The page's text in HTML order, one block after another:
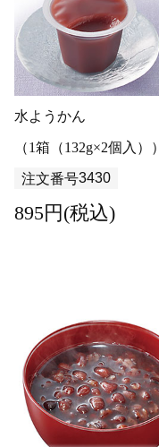
水ようかん
（1箱（132g×2個入））
注文番号3430
895円(税込)